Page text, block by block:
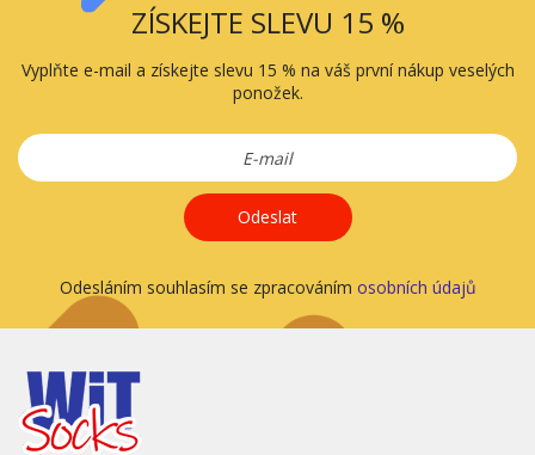
ZÍSKEJTE SLEVU 15 %
Vyplňte e-mail a získejte slevu 15 % na váš první nákup veselých
ponožek.
Odeslat
Odesláním souhlasím se zpracováním osobních údajů